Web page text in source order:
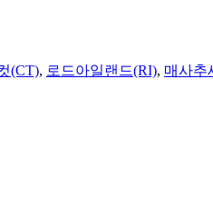
(CT), 로드아일랜드(RI), 매사추